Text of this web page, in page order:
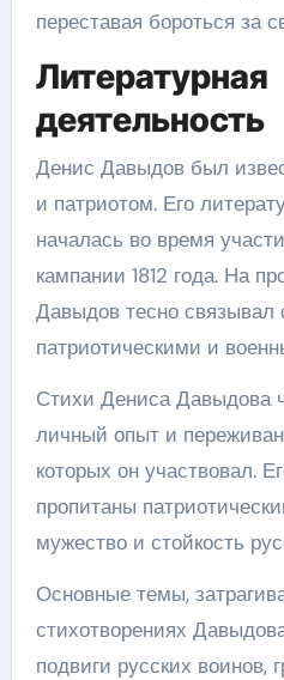
переставая бороться за
Литературная
деятельность
Денис Давыдов был
и патриотом. Его
началась во время
кампании 1812 года. На
Давыдов тесно связывал
патриотическими и
Стихи Дениса Давыдова
личный опыт и
которых он участвовал.
пропитаны
мужество и стойкость
Основные темы,
стихотворениях
подвиги русских воинов,